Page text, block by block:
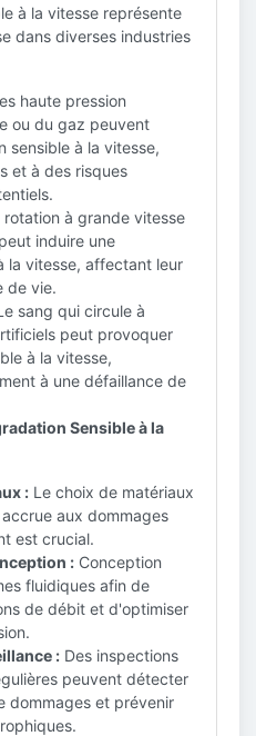
à la vitesse représente
dans diverses industries
haute pression
ou du gaz peuvent
sensible à la vitesse,
et à des risques
rotation à grande vitesse
induire une
la vitesse, affectant leur
de vie.
sang qui circule à
peut provoquer
à la vitesse,
à une défaillance de
Sensible à la
: Le choix de matériaux
aux dommages
est crucial.
: Conception
fluidiques afin de
de débit et d'optimiser
: Des inspections
peuvent détecter
dommages et prévenir